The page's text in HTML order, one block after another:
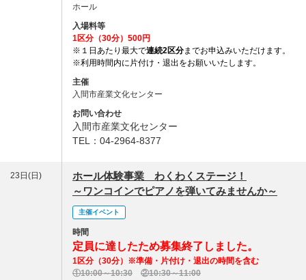
ホール
入場料等
1区分（30分）500円
※１日あたり最大で連続2区分までお申込みいただけます。
※利用時間内に片付け・退出をお願いいたします。
主催
入間市産業文化センター
お問い合わせ
入間市産業文化センター
TEL：04-2964-8377
23日(日)
ホール体験事業 わくわくステージ！
～ワンコインでピアノを弾いてみませんか～
主催イベント
時間
定員に達したため募集終了しました。
1区分（30分）※準備・片付け・退出の時間を含む
①10:00～10:30
②10:30～11:00